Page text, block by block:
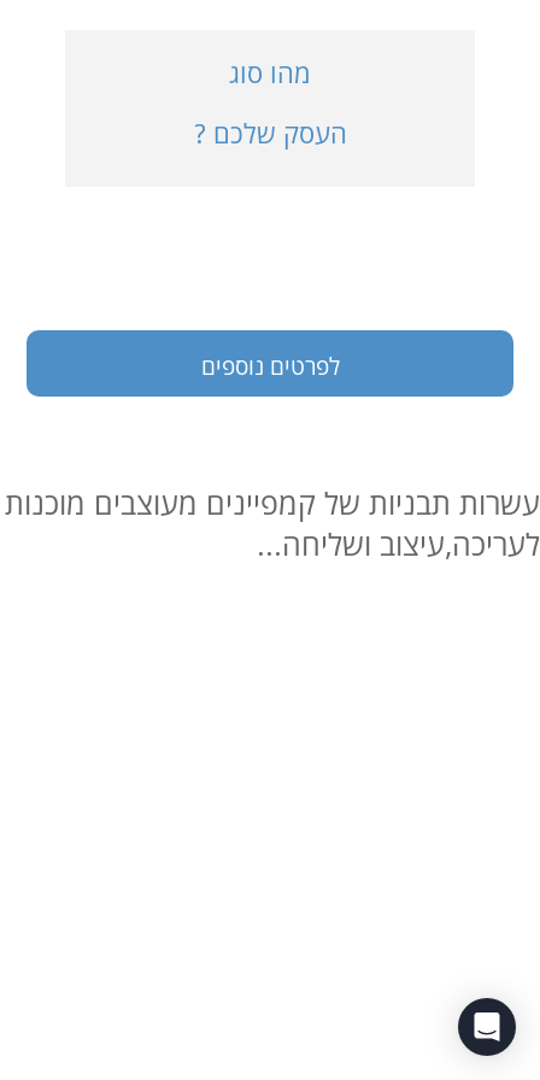
בעלי עסקים
לפרטים נוספים
מהו סוג
העסק שלכם ?
עשרות תבניות של קמפיינים מעוצבים מוכנות
לעריכה,עיצוב ושליחה...